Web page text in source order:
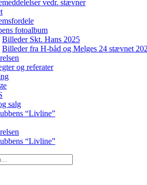
vedr. stævner
fotoalbum
Billeder Skt. Hans 2025
Billeder fra H-båd og Melges 24 stævnet
og referater
salg
“Livline”
“Livline”